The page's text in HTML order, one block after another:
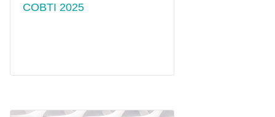
COBTI 2025